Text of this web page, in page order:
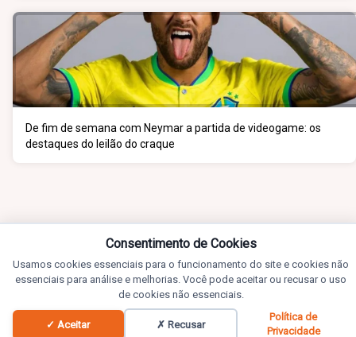
De fim de semana com Neymar a partida de videogame: os
destaques do leilão do craque
Notícias
Consentimento de Cookies
Usamos cookies essenciais para o funcionamento do site e cookies não
essenciais para análise e melhorias. Você pode aceitar ou recusar o uso
de cookies não essenciais.
✓ Aceitar ✗ Recusar
Política de
Privacidade